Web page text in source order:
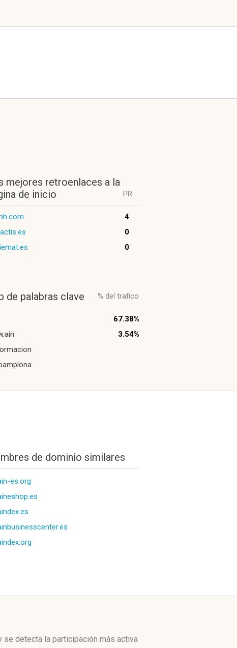
mejores retroenlaces a la
de inicio
PR
4
0
0
de palabras clave % del trafico
67.38%
3.54%
de dominio similares
es.org
se detecta la participación más activa